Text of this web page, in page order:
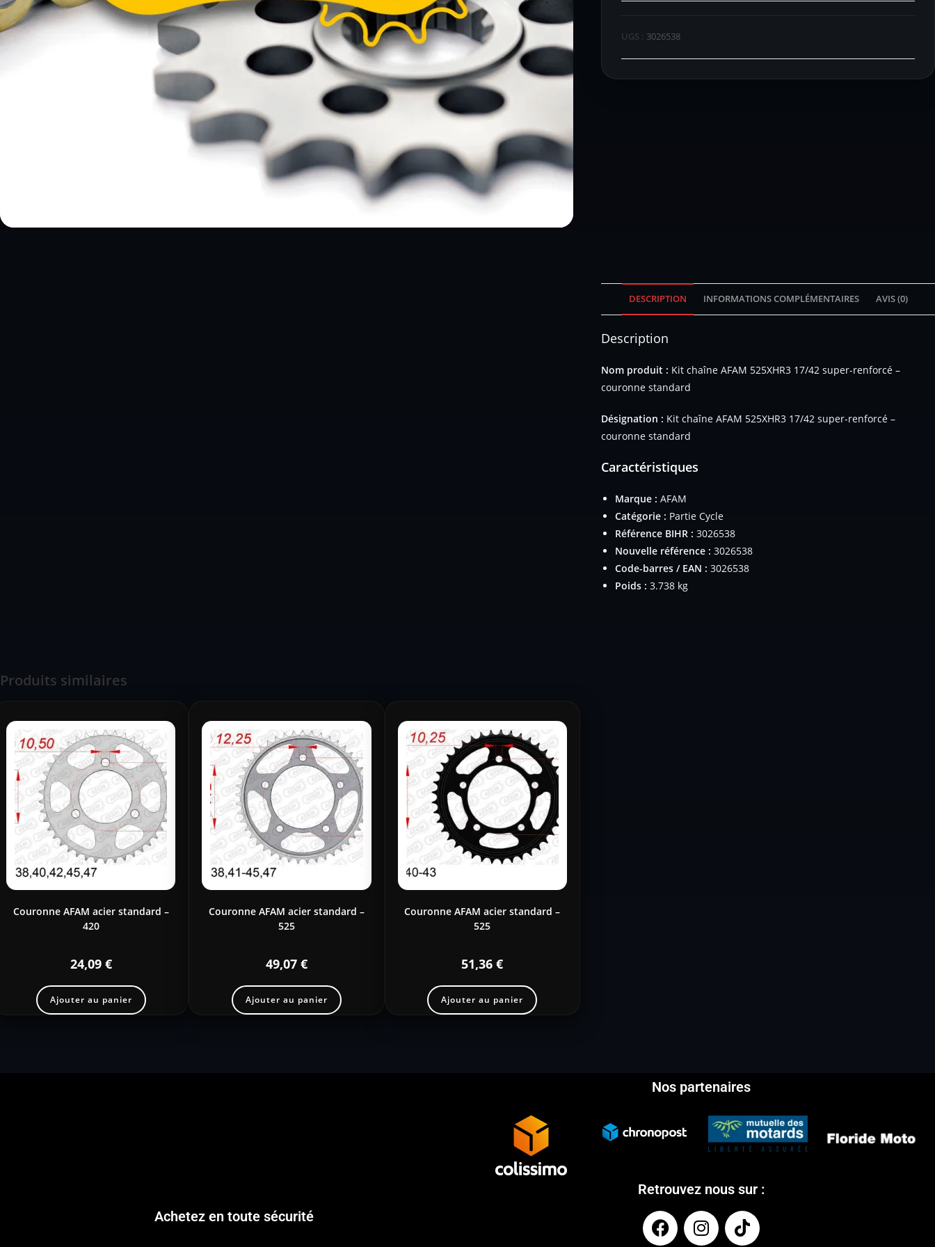
UGS : 3026538
DESCRIPTION INFORMATIONS COMPLÉMENTAIRES AVIS (0)
Description
Nom produit : Kit chaîne AFAM 525XHR3 17/42 super-renforcé –
couronne standard
Désignation : Kit chaîne AFAM 525XHR3 17/42 super-renforcé –
couronne standard
Caractéristiques
Marque : AFAM
Catégorie : Partie Cycle
Référence BIHR : 3026538
Nouvelle référence : 3026538
Code-barres / EAN : 3026538
Poids : 3.738 kg
Produits similaires
Couronne AFAM acier standard –
420
24,09 €
Ajouter au panier
Couronne AFAM acier standard –
525
49,07 €
Ajouter au panier
Couronne AFAM acier standard –
525
51,36€
Ajouter au panier
Achetez en toute sécurité
Nos partenaires
Retrouvez nous sur :